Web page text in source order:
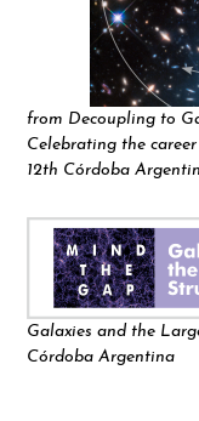
from Decoupling to
Celebrating the
12th Córdoba
Galaxies and the
Córdoba Argentina